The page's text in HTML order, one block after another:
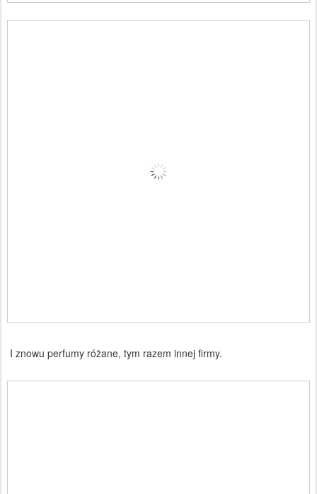
I znowu perfumy różane, tym razem innej firmy.